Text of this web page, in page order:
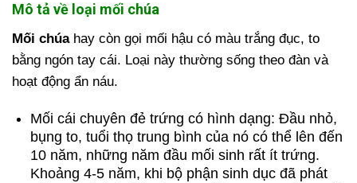
Mô tả về loại mối chúa
Mối chúahay còn gọi mối hậu có màu trắng đục, to
bằng ngón tay cái. Loại này thường sống theo đàn và
hoạt động ẩn náu.
Mối cái chuyên đẻ trứng có hình dạng: Đầu nhỏ,
bụng to, tuổi thọ trung bình của nó có thể lên đến
10 năm, những năm đầu mối sinh rất ít trứng.
Khoảng 4-5 năm, khi bộ phận sinh dục đã phát